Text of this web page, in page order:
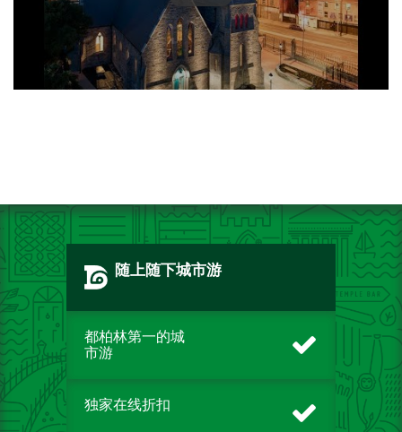
随上随下城市游
都柏林第一的城
市游
独家在线折扣